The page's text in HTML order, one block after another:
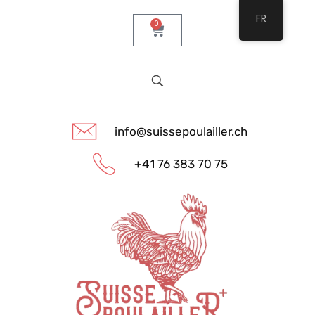
0
info@suissepoulailler.ch
+41 76 383 70 75
FR